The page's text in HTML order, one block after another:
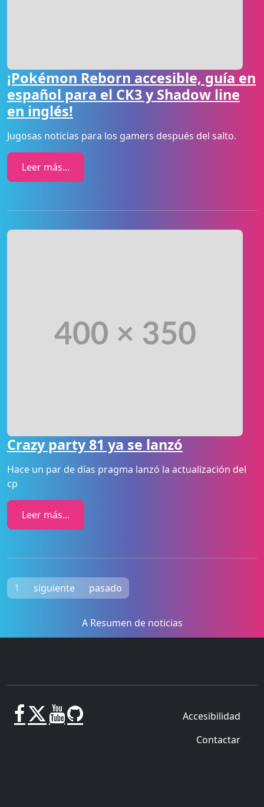
¡Pokémon Reborn accesible, guía en
español para el CK3 y Shadow line
en inglés!
Jugosas noticias para los gamers después del salto.
Leer más...
Crazy party 81 ya se lanzó
Hace un par de días pragma lanzó la actualización del
cp
Leer más...
1 siguiente pasado
A Resumen de noticias
Accesibilidad
Contactar